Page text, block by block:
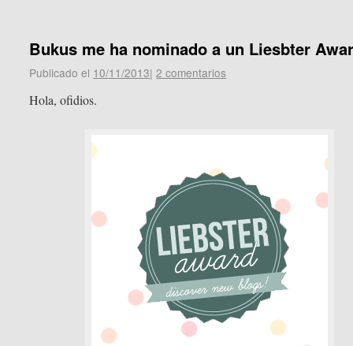
Bukus me ha nominado a un Liesbter
Publicado el 10/11/2013| 2 comentarios
Hola, ofidios.